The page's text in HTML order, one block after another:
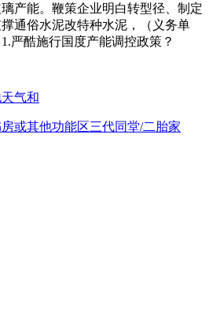
产能。鞭策企业明白转型径、制定
通俗水泥改特种水泥，（义务单
严酷施行国度产能调控政策？
气和
或其他功能区三代同堂/二胎家